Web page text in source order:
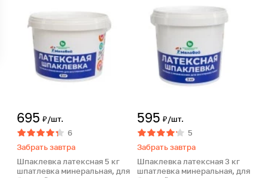
695 ₽/шт.
6
Забрать завтра
Шпаклевка латексная 5 кг
шпатлевка минеральная, для
595 ₽/шт.
5
Забрать завтра
Шпаклевка латексная 3 кг
шпатлевка минеральная, для